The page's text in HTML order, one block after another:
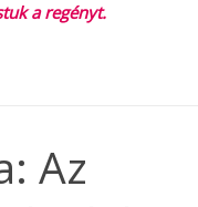
a regényt.
Az